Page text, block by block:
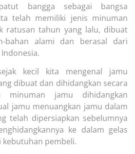
bangga sebagai bangsa
telah memiliki jenis minuman
ratusan tahun yang lalu, dibuat
bahan alami dan berasal dari
kecil kita mengenal jamu
dibuat dan dihidangkan secara
minuman jamu dihidangkan
jamu menuangkan jamu dalam
telah dipersiapkan sebelumnya
ke dalam gelas
kebutuhan pembeli.